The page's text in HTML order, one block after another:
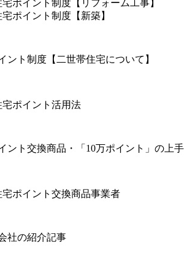
ポイント制度【リフォーム工事】
ポイント制度【新築】
ント制度【二世帯住宅について】
宅ポイント活用法
ント交換商品・「10万ポイント」の上
宅ポイント交換商品事業者
社の紹介記事